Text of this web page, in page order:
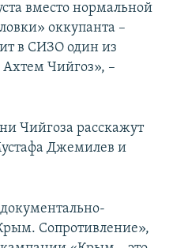
вместо нормальной
оккупанта –
в СИЗО один из
Чийгоз», –
Чийгоза расскажут
Джемилев и
Сопротивление»,